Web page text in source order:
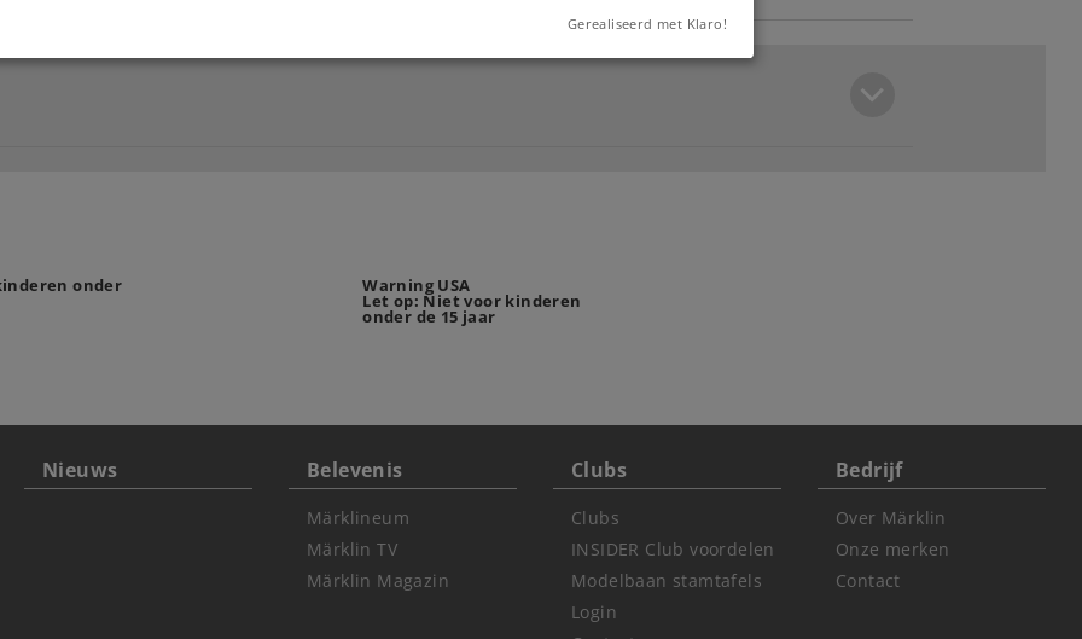
onder Warning USA
Let op: Niet voor kinderen
onder de 15 jaar
Nieuws Belevenis
Märklineum
Märklin TV
Märklin Magazin
Clubs
Clubs
INSIDER Club voordelen
Modelbaan stamtafels
Login
Bedrijf
Over Märklin
Onze merken
Contact
Gerealiseerd met Klaro!